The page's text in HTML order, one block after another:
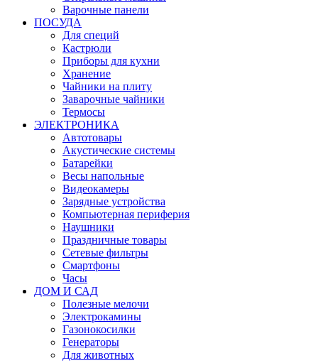
Варочные панели
ПОСУДА
Для специй
Кастрюли
Приборы для кухни
Хранение
Чайники на плиту
Заварочные чайники
Термосы
ЭЛЕКТРОНИКА
Автотовары
Акустические системы
Батарейки
Весы напольные
Видеокамеры
Зарядные устройства
Компьютерная периферия
Наушники
Праздничные товары
Сетевые фильтры
Смартфоны
Часы
ДОМ И САД
Полезные мелочи
Электрокамины
Газонокосилки
Генераторы
Для животных